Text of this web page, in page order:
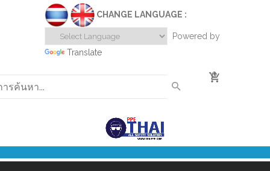
CHANGE LANGUAGE :
Powered by
Translate
0